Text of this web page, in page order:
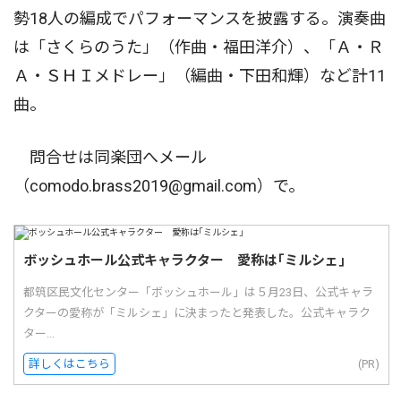
勢18人の編成でパフォーマンスを披露する。演奏曲
は「さくらのうた」（作曲・福田洋介）、「Ａ・Ｒ
Ａ・ＳＨＩメドレー」（編曲・下田和輝）など計11
曲。
問合せは同楽団へメール
（comodo.brass2019@gmail.com）で。
ボッシュホール公式キャラクター 愛称は｢ミルシェ｣
都筑区民文化センター「ボッシュホール」は５月23日、公式キャラ
クターの愛称が「ミルシェ」に決まったと発表した。公式キャラク
ター...
詳しくはこちら (PR)